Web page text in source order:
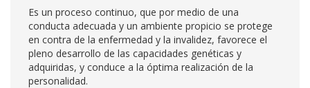
Es un proceso continuo, que por medio de una
conducta adecuada y un ambiente propicio se protege
en contra de la enfermedad y la invalidez, favorece el
pleno desarrollo de las capacidades genéticas y
adquiridas, y conduce a la óptima realización de la
personalidad.